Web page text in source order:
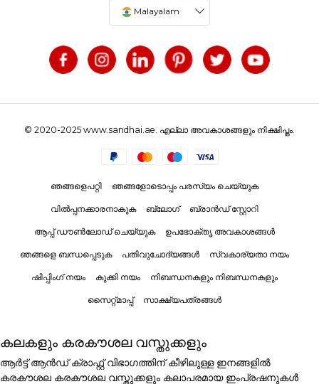
Malayalam
© 2020-2025 www.sandhai.ae. എല്ലാ അവകാശങ്ങളും നിക്ഷിപ്തം.
ഞങ്ങളെപറ്റി ഞങ്ങളോടൊപ്പം പരസ്യം ചെയ്യുക
വിൽപ്പനക്കാരനാകുക ബ്ലോഗ് ബ്രാൻഡ് സ്റ്റോറി
ആപ്പ് ഡൗൺലോഡ് ചെയ്യുക ഉപഭോക്തൃ അവകാശങ്ങൾ
ഞങ്ങളെ ബന്ധപ്പെടുക പതിവുചോദ്യങ്ങൾ സ്വകാര്യതാ നയം
ഷിപ്പിംഗ് നയം കുക്കി നയം നിബന്ധനകളും നിബന്ധനകളും
സൈറ്റ്മാപ്പ് സാക്ഷ്യപത്രങ്ങൾ
കലകളും കരകൗശല വസ്തുക്കളും
ആർട്ട് ആൻഡ് ക്രാഫ്റ്റ് വിഭാഗത്തിന് കീഴിലുള്ള ഇനങ്ങളിൽ
കരകൗശല കരകൗശല വസ്തുക്കളും കലാപരമായ ഇംപ്രഷനുകൾ